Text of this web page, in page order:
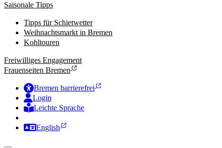
Saisonale Tipps
Tipps für Schietwetter
Weihnachtsmarkt in Bremen
Kohltouren
Freiwilliges Engagement
Frauenseiten Bremen
Bremen barrierefrei
Login
Leichte Sprache
English